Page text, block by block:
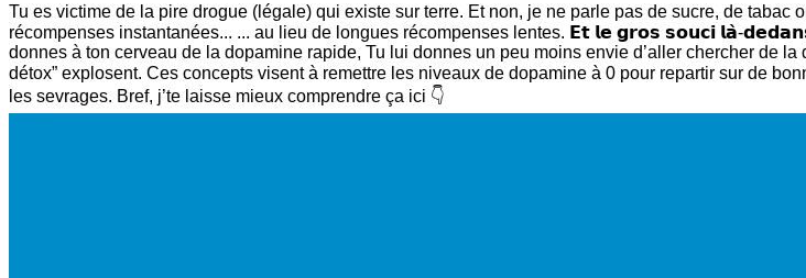
Tu es victime de la pire drogue (légale) qui existe sur terre. Et non, je ne parle pas de sucre, de
récompenses instantanées... ... au lieu de longues récompenses lentes. 𝗘𝘁 𝗹𝗲 𝗴𝗿𝗼𝘀 𝘀𝗼𝘂𝗰𝗶 𝗹𝗮̀-
donnes à ton cerveau de la dopamine rapide, Tu lui donnes un peu moins envie d’aller chercher de
détox” explosent. Ces concepts visent à remettre les niveaux de dopamine à 0 pour repartir sur
les sevrages. Bref, j’te laisse mieux comprendre ça ici 👇